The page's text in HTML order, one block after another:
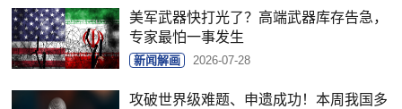
美军武器快打光了？高端武器库存告急，
专家最怕一事发生
新闻解画 2026-07-28
攻破世界级难题、申遗成功！本周我国多